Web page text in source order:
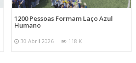
1200 Pessoas Formam Laço Azul
Humano
30 Abril 2026 118 K